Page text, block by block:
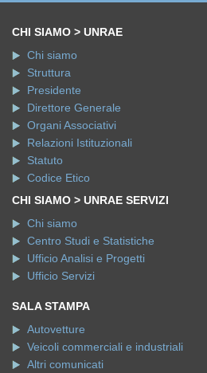
CHI SIAMO > UNRAE
Chi siamo
Struttura
Presidente
Direttore Generale
Organi Associativi
Relazioni Istituzionali
Statuto
Codice Etico
CHI SIAMO > UNRAE SERVIZI
Chi siamo
Centro Studi e Statistiche
Ufficio Analisi e Progetti
Ufficio Servizi
SALA STAMPA
Autovetture
Veicoli commerciali e industriali
Altri comunicati